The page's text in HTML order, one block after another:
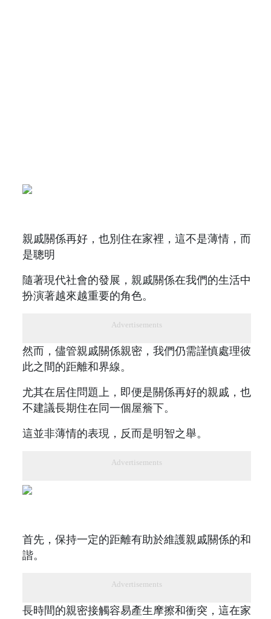
親戚關係再好，也別住在家裡，這不是薄情，而
是聰明
隨著現代社會的發展，親戚關係在我們的生活中
扮演著越來越重要的角色。
Advertisements
然而，儘管親戚關係親密，我們仍需謹慎處理彼
此之間的距離和界線。
尤其在居住問題上，即便是關係再好的親戚，也
不建議長期住在同一個屋簷下。
這並非薄情的表現，反而是明智之舉。
Advertisements
首先，保持一定的距離有助於維護親戚關係的和
諧。
Advertisements
長時間的親密接觸容易產生摩擦和衝突，這在家